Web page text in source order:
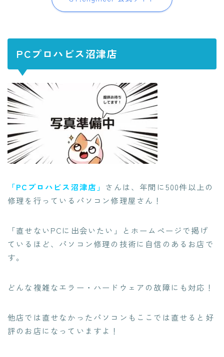
PCプロハビス沼津店
「PCプロハビス沼津店」 さんは、年間に500件以上の
修理を行っているパソコン修理屋さん！
「直せないPCに出会いたい」とホームページで掲げ
ているほど、 パソコン修理の技術に自信のあるお店で
す。
どんな複雑なエラー・ハードウェアの故障にも対応！
他店では直せなかったパソコンもここでは直せる と好
評のお店になっていますよ！